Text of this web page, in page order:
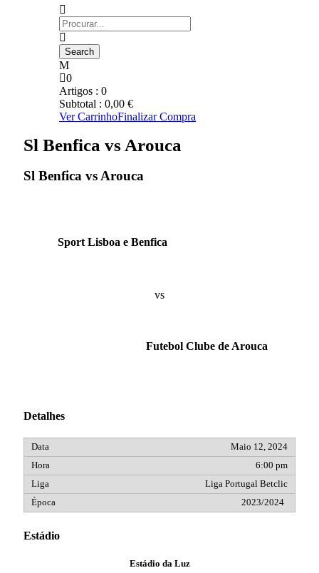
0
Artigos : 0
Subtotal : 0,00 €
Ver CarrinhoFinalizar Compra
Sl Benfica vs Arouca
Sl Benfica vs Arouca
Sport Lisboa e Benfica
vs
Futebol Clube de Arouca
Detalhes
Maio 12, 2024
6:00 pm
Liga Portugal Betclic
2023/2024
Estádio
Estádio da Luz